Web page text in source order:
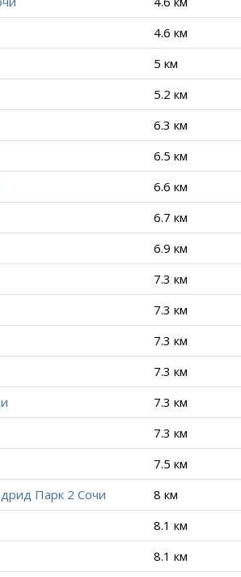
4.6 км
5 км
5.2 км
6.3 км
6.5 км
6.6 км
6.7 км
6.9 км
7.3 км
7.3 км
7.3 км
7.3 км
7.3 км
7.3 км
7.5 км
Парк 2 Сочи
8 км
8.1 км
8.1 км